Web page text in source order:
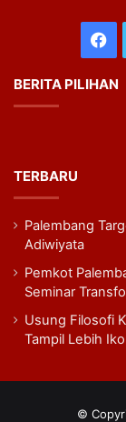
BERITA PILIHAN
TERBARU
Palembang
Adiwiyata
Pemkot
Seminar
Usung Filosofi
Tampil Lebih
©